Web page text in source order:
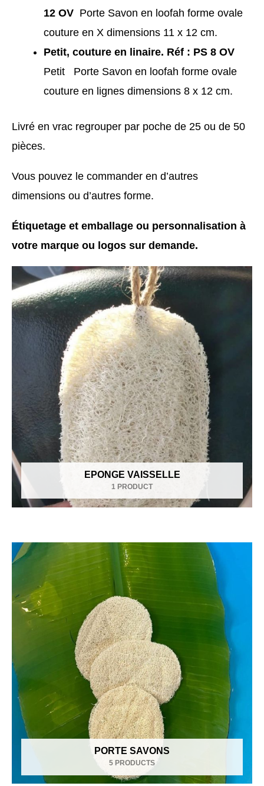
12 OV Porte Savon en loofah forme ovale
couture en X dimensions 11 x 12 cm.
Petit, couture en linaire. Réf : PS 8 OV
Petit Porte Savon en loofah forme ovale
couture en lignes dimensions 8 x 12 cm.
Livré en vrac regrouper par poche de 25 ou de 50
pièces.
Vous pouvez le commander en d’autres
dimensions ou d’autres forme.
Étiquetage et emballage ou personnalisation à
votre marque ou logos sur demande.
EPONGE VAISSELLE
1 PRODUCT
PORTE SAVONS
5 PRODUCTS